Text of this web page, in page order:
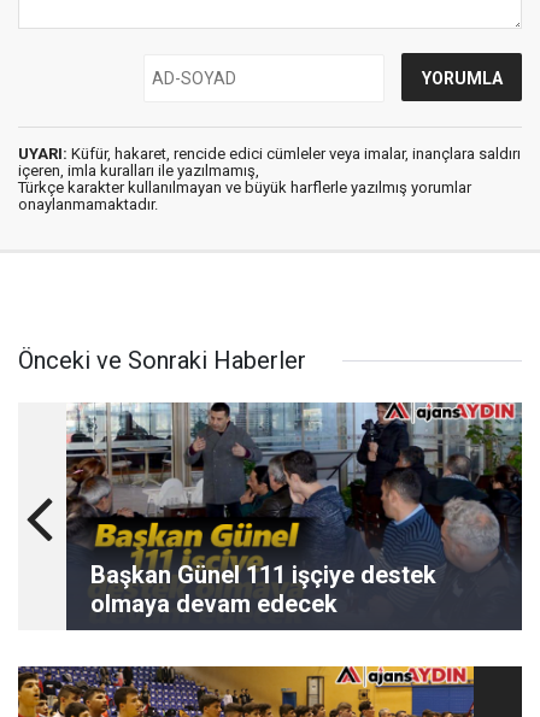
UYARI: Küfür, hakaret, rencide edici cümleler veya imalar, inançlara saldırı
içeren, imla kuralları ile yazılmamış,
Türkçe karakter kullanılmayan ve büyük harflerle yazılmış yorumlar
onaylanmamaktadır.
Önceki ve Sonraki Haberler
Başkan Günel 111 işçiye destek
olmaya devam edecek